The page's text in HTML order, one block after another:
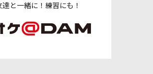
達と一緒に！練習にも！